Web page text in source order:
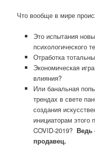
Что вообще в мире
Это испытания
психологического
Отработка
Экономическая
влияния?
Или банальная
трендах в свете
создания
инициаторам
COVID-2019? Ведь
продавец.